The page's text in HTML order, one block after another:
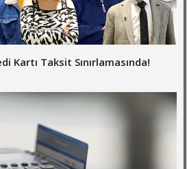
Kartı Taksit Sınırlamasında!